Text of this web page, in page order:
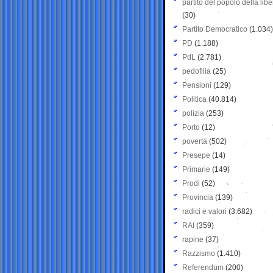
partito del popolo della
(30)
Partito Democratico (1.034)
PD (1.188)
PdL (2.781)
pedofilia (25)
Pensioni (129)
Politica (40.814)
polizia (253)
Porto (12)
povertà (502)
Presepe (14)
Primarie (149)
Prodi (52)
Provincia (139)
radici e valori (3.682)
RAI (359)
rapine (37)
Razzismo (1.410)
Referendum (200)